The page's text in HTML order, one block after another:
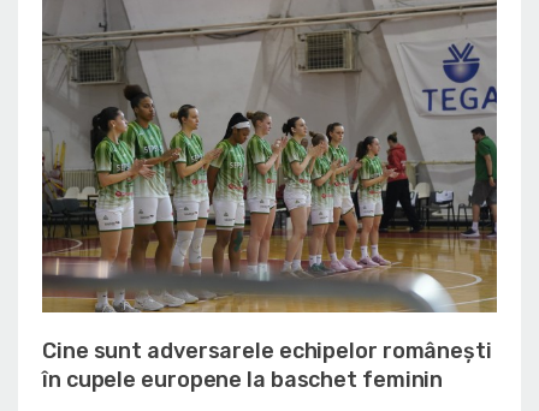
Cine sunt adversarele echipelor românești
în cupele europene la baschet feminin